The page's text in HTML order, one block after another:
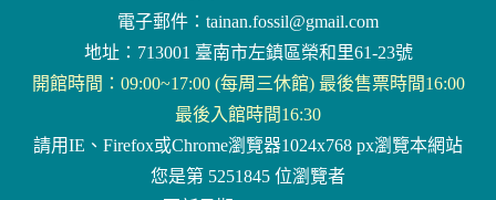
電子郵件： tainan.fossil@gmail.com
地址：713001 臺南市左鎮區榮和里61-23號
開館時間：09:00~17:00 (每周三休館) 最後售票時間16:00
最後入館時間16:30
請用IE、Firefox或Chrome瀏覽器1024x768 px瀏覽本網站
您是第 5251845 位瀏覽者